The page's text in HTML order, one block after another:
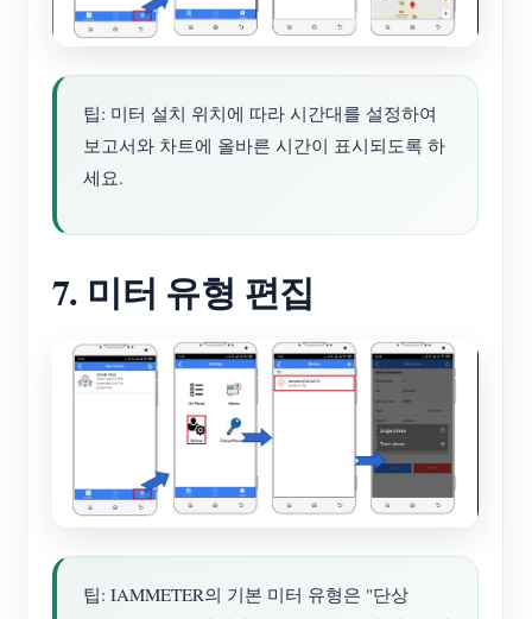
팁: 미터 설치 위치에 따라 시간대를 설정하여
보고서와 차트에 올바른 시간이 표시되도록 하
세요.
7. 미터 유형 편집
팁: IAMMETER의 기본 미터 유형은 "단상